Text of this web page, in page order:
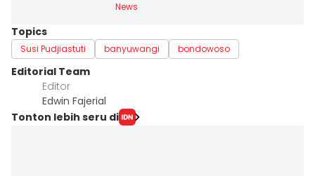
News
Topics
Susi Pudjiastuti banyuwangi bondowoso
Editorial Team
Editor
Edwin Fajerial
Tonton lebih seru di